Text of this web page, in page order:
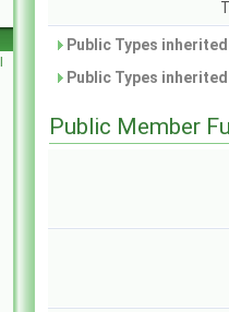
Public Types
Public Types
Public Member